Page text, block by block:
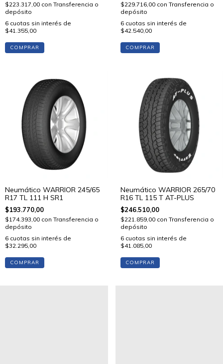
$223.317,00 con Transferencia o
depósito
6 cuotas sin interés de
$41.355,00
COMPRAR
$229.716,00 con Transferencia o
depósito
6 cuotas sin interés de
$42.540,00
COMPRAR
Neumático WARRIOR 245/65
R17 TL 111 H SR1
$193.770,00
$174.393,00 con Transferencia o
depósito
6 cuotas sin interés de
$32.295,00
COMPRAR
Neumático WARRIOR 265/70
R16 TL 115 T AT-PLUS
$246.510,00
$221.859,00 con Transferencia o
depósito
6 cuotas sin interés de
$41.085,00
COMPRAR